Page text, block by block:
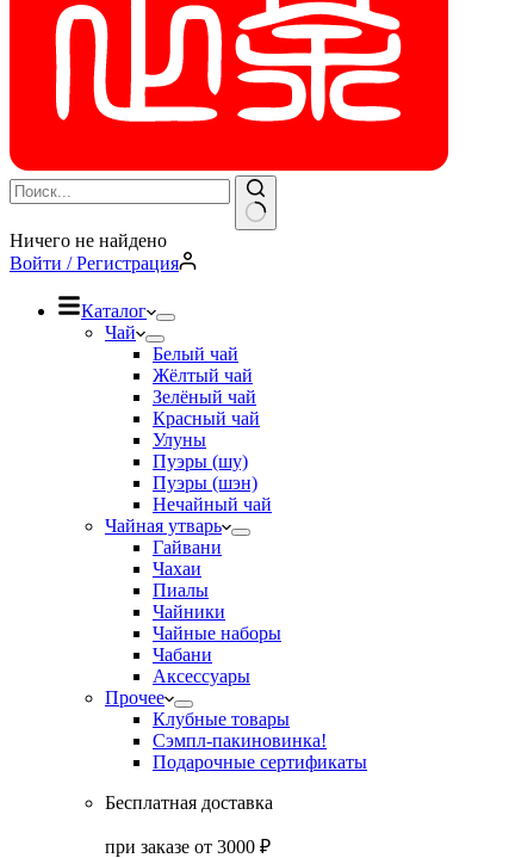
Ничего не найдено
Войти / Регистрация
Каталог
Чай
Белый чай
Жёлтый чай
Зелёный чай
Красный чай
Улуны
Пуэры (шу)
Пуэры (шэн)
Нечайный чай
Чайная утварь
Гайвани
Чахаи
Пиалы
Чайники
Чайные наборы
Чабани
Аксессуары
Прочее
Клубные товары
Сэмпл-пакиновинка!
Подарочные сертификаты
Бесплатная доставка
при заказе от 3000 ₽